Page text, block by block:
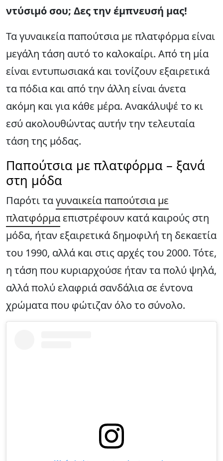
ντύσιμό σου; Δες την έμπνευσή μας!
Τα γυναικεία παπούτσια με πλατφόρμα είναι
μεγάλη τάση αυτό το καλοκαίρι. Από τη μία
είναι εντυπωσιακά και τονίζουν εξαιρετικά
τα πόδια και από την άλλη είναι άνετα
ακόμη και για κάθε μέρα. Ανακάλυψέ το κι
εσύ ακολουθώντας αυτήν την τελευταία
τάση της μόδας.
Παπούτσια με πλατφόρμα – ξανά
στη μόδα
Παρότι ταγυναικεία παπούτσια με
πλατφόρμα επιστρέφουν κατά καιρούς στη
μόδα, ήταν εξαιρετικά δημοφιλή τη δεκαετία
του 1990, αλλά και στις αρχές του 2000. Τότε,
η τάση που κυριαρχούσε ήταν τα πολύ ψηλά,
αλλά πολύ ελαφριά σανδάλια σε έντονα
χρώματα που φώτιζαν όλο το σύνολο.